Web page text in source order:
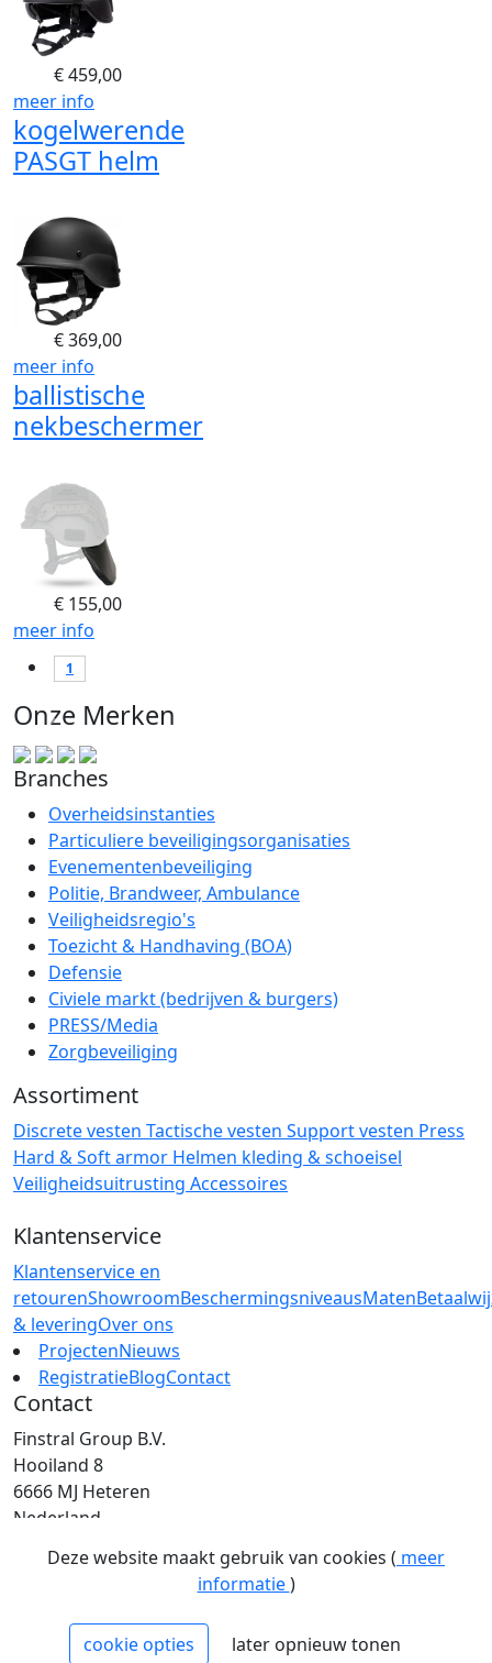
€459,00
meer info
kogelwerende
PASGT helm
€369,00
meer info
ballistische
nekbeschermer
€ 155,00
meer info
1
Onze Merken
Branches
Overheidsinstanties
Particuliere beveiligingsorganisaties
Evenementenbeveiliging
Politie, Brandweer, Ambulance
Veiligheidsregio's
Toezicht & Handhaving (BOA)
Defensie
Civiele markt (bedrijven & burgers)
PRESS/Media
Zorgbeveiliging
Assortiment
Discrete vesten Tactische vesten Support vesten Press
Hard & Soft armor Helmen kleding & schoeisel
Veiligheidsuitrusting Accessoires
Klantenservice
Klantenservice en
retourenShowroomBeschermingsniveausMaten
& leveringOver ons
ProjectenNieuws
RegistratieBlogContact
Contact
Finstral Group B.V.
Hooiland 8
6666 MJ Heteren
Nederland
E: info@finstral.nl
BTW: NL813263025B01
EORI: NL813263025
NCAGE: H2NM0
Deze website maakt gebruik van cookies ( meer
informatie)
cookie opties later opnieuw tonen